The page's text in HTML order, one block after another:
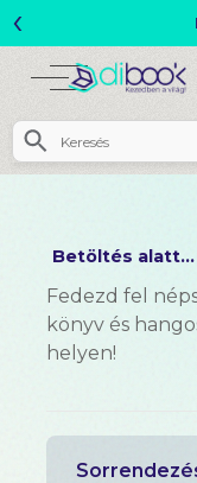
‹
Betöltés alatt...
Fedezd fel
könyv és
helyen!